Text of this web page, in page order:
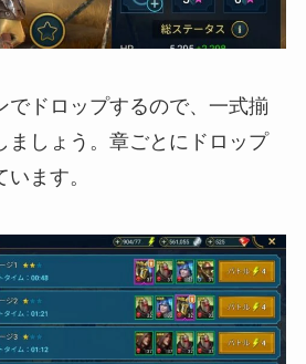
でドロップするので、一式揃
ましょう。章ごとにドロップ
ます。